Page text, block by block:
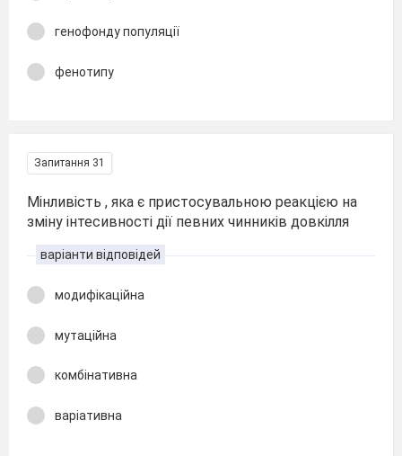
генофонду популяції
фенотипу
Запитання 31
Мінливість , яка є пристосувальною реакцією на
зміну інтесивності дії певних чинників довкілля
варіанти відповідей
модифікаційна
мутаційна
комбінативна
варіативна